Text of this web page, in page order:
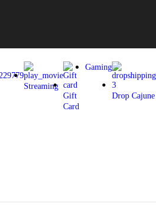
Streaming
Gift
Card
Gaming
Drop Cajune